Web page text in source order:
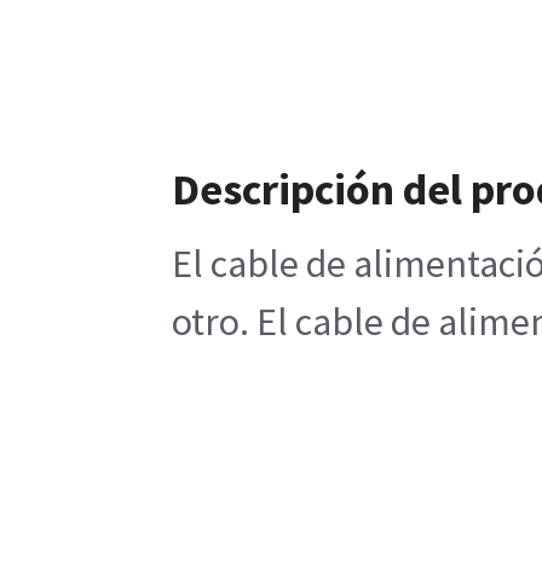
Descripción del
El cable de
otro. El cable de